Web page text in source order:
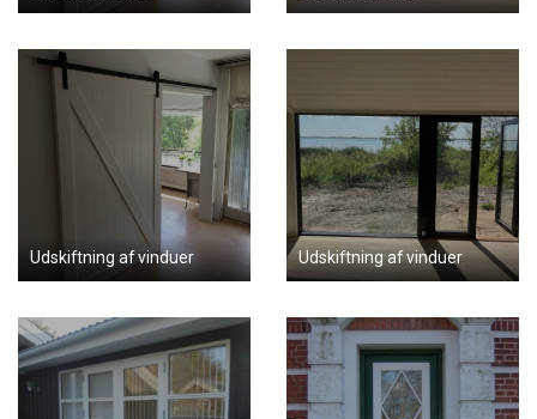
Udskiftning af vinduer Udskiftning af vinduer